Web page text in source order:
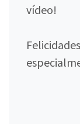
vídeo!